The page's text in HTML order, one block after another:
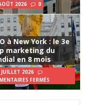
2026 0
à New York : le 3e
marketing du
en 8 mois
JUILLET 2026
FERMÉS